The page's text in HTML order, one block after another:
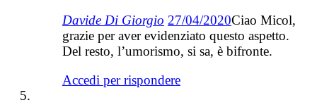
Davide Di Giorgio 27/04/2020Ciao Micol,
grazie per aver evidenziato questo aspetto.
Del resto, l’umorismo, si sa, è bifronte.
Accedi per rispondere